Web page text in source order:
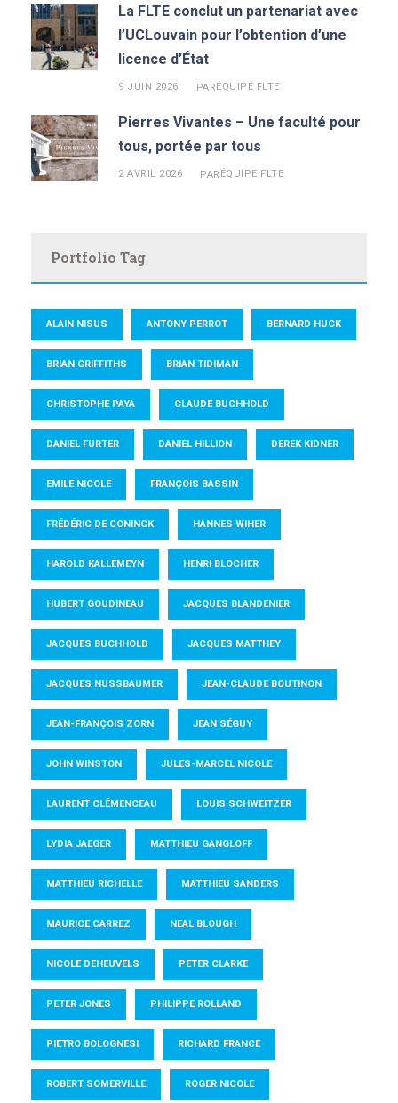
La FLTE conclut un partenariat avec
l’UCLouvain pour l’obtention d’une
licence d’État
9 JUIN 2026 PARÉQUIPE FLTE
Pierres Vivantes – Une faculté pour
tous, portée par tous
2 AVRIL 2026 PAR ÉQUIPE FLTE
Portfolio Tag
ALAIN NISUS ANTONY PERROT BERNARD HUCK
BRIAN GRIFFITHS BRIAN TIDIMAN
CHRISTOPHE PAYA CLAUDE BUCHHOLD
DANIEL FURTER DANIEL HILLION DEREK KIDNER
EMILE NICOLE FRANÇOIS BASSIN
FRÉDÉRIC DE CONINCK HANNES WIHER
HAROLD KALLEMEYN HENRI BLOCHER
HUBERT GOUDINEAU JACQUES BLANDENIER
JACQUES BUCHHOLD JACQUES MATTHEY
JACQUES NUSSBAUMER JEAN-CLAUDE BOUTINON
JEAN-FRANÇOIS ZORN JEAN SÉGUY
JOHN WINSTON JULES-MARCEL NICOLE
LAURENT CLÉMENCEAU LOUIS SCHWEITZER
LYDIA JAEGER MATTHIEU GANGLOFF
MATTHIEU RICHELLE MATTHIEU SANDERS
MAURICE CARREZ NEAL BLOUGH
NICOLE DEHEUVELS PETER CLARKE
PETER JONES PHILIPPE ROLLAND
PIETRO BOLOGNESI RICHARD FRANCE
ROBERT SOMERVILLE ROGER NICOLE